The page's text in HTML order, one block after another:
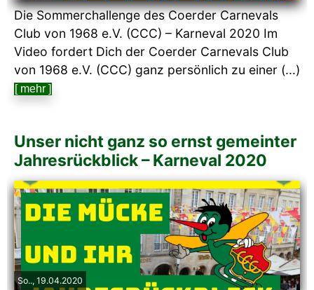
Die Sommerchallenge des Coerder Carnevals
Club von 1968 e.V. (CCC) – Karneval 2020 Im
Video fordert Dich der Coerder Carnevals Club
von 1968 e.V. (CCC) ganz persönlich zu einer (...)
[ mehr ]
Unser nicht ganz so ernst gemeinter
Jahresrückblick – Karneval 2020
So.., 19.04.2020